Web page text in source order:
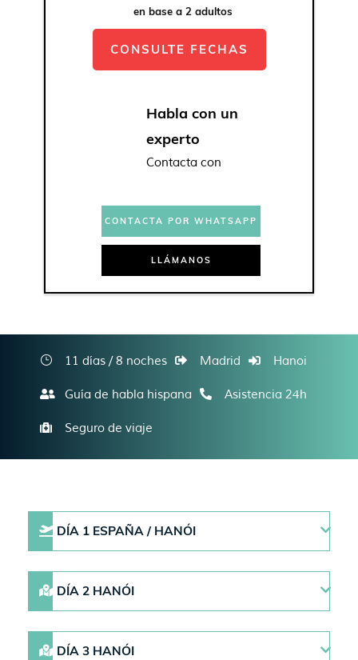
en base a 2 adultos
CONSULTE FECHAS
Habla con un
experto
Contacta con
CONTACTA POR WHATSAPP
LLÁMANOS
11 días / 8 noches Madrid Hanoi
Guía de habla hispana Asistencia 24h
Seguro de viaje
DÍA 1 ESPAÑA / HANÓI
DÍA 2 HANÓI
DÍA 3 HANÓI